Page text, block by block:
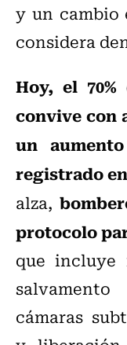
y un cambio
considera
Hoy, el
convive con
un
registrado en
alza,
protocolo
que incluye
cámaras